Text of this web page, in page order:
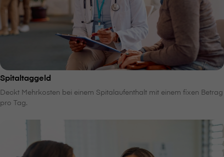
Spitaltaggeld
Deckt Mehrkosten bei einem Spitalaufenthalt mit einem fixen Betrag
pro Tag.